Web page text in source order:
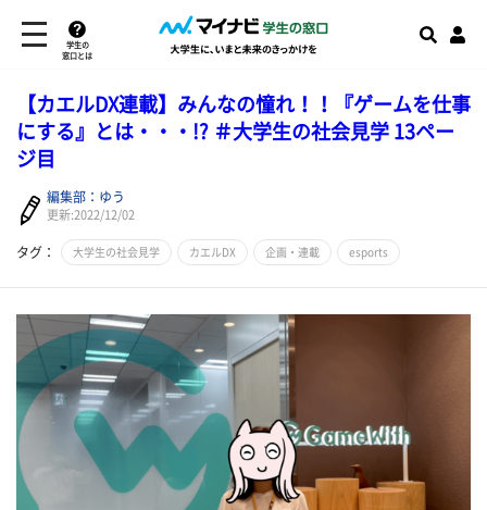
学生の
窓口とは
【カエルDX連載】みんなの憧れ！！『ゲームを仕事
にする』とは・・・!? ＃大学生の社会見学 13ペー
ジ目
編集部：ゆう
更新:2022/12/02
タグ： 大学生の社会見学 カエルDX 企画・連載 esports